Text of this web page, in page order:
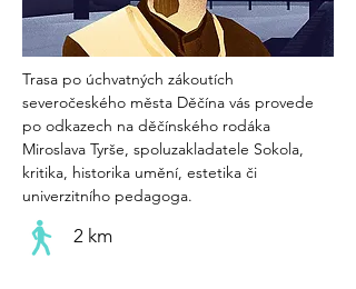
Trasa po úchvatných zákoutích
severočeského města Děčína vás provede
po odkazech na děčínského rodáka
Miroslava Tyrše, spoluzakladatele Sokola,
kritika, historika umění, estetika či
univerzitního pedagoga.
2 km